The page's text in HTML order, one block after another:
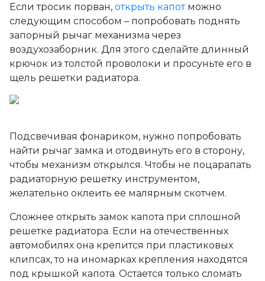
Если тросик порван, открыть капотможно
следующим способом – попробовать поднять
запорный рычаг механизма через
воздухозаборник. Для этого сделайте длинный
крючок из толстой проволоки и просуньте его в
щель решетки радиатора.
Подсвечивая фонариком, нужно попробовать
найти рычаг замка и отодвинуть его в сторону,
чтобы механизм открылся. Чтобы не поцарапать
радиаторную решетку инструментом,
желательно оклеить ее малярным скотчем.
Сложнее открыть замок капота при сплошной
решетке радиатора. Если на отечественных
автомобилях она крепится при пластиковых
клипсах, то на иномарках крепления находятся
под крышкой капота. Остается только сломать